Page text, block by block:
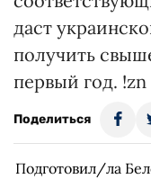
даст
получить
первый год. !zn
Поделиться
Подготовил/ла